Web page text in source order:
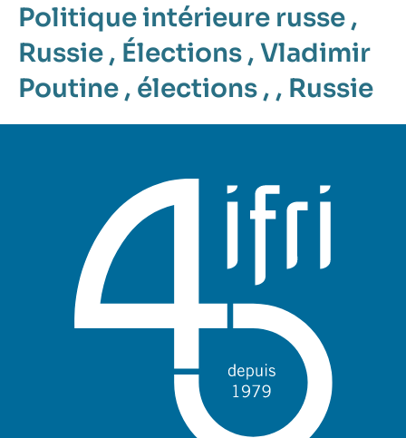
Politique intérieure russe ,
Russie , Élections , Vladimir
Poutine , élections , , Russie